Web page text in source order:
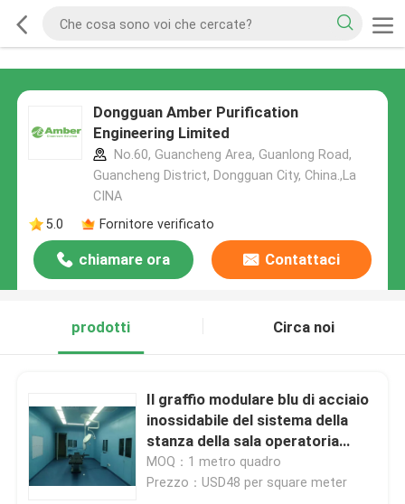
Dongguan Amber Purification
Engineering Limited
No.60, Guancheng Area, Guanlong Road,
Guancheng District, Dongguan City, China.,La
CINA
5.0
Fornitore verificato
chiamare ora Contattaci
prodotti Circa noi
Il graffio modulare blu di acciaio
inossidabile del sistema della
stanza della sala operatoria
rinforza le classi 100 - 1000
MOQ：1 metro quadro
Prezzo：USD48 per square meter